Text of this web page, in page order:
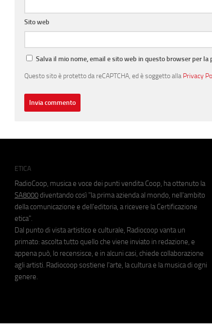
Sito web
Salva il mio nome, email e sito web in questo browser per
Questo sito è protetto da reCAPTCHA, ed è soggetto alla Privacy
ETICA
RadioCoop, musica e voce dei punti vendita Coop, ha ottenuto la
SA8000 diventando così "la prima azienda al mondo, nell'ambito
della comunicazione e dell'editoria, a ricevere la Certificazione
etica".
Dal punto di vista artistico e culturale, Radiocoop vanta un
primato: ascolta tutto quello che viene inviato in redazione, e
appena può, lo recensisce, e in alcuni casi, chiede collaborazione
agli artisti. Radiocoop sostiene l'arte, la cultura e la musica di ogni
genere.